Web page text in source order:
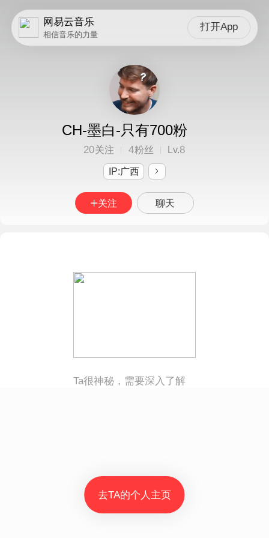
网易云音乐
相信音乐的力量
打开App
CH-墨白-只有700粉
20关注 4粉丝 Lv.8
IP:广西
关注 聊天
Ta很神秘，需要深入了解
去TA的个人主页